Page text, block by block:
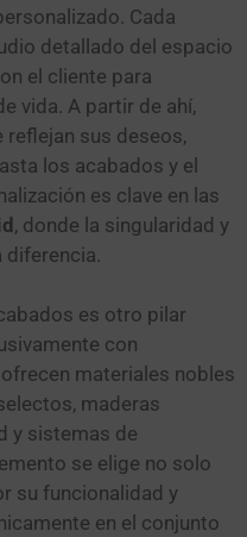
Cada
detallado del espacio
el cliente para
vida. A partir de ahí,
sus deseos,
los acabados y el
es clave en las
, donde la singularidad y
diferencia.
es otro pilar
con
materiales nobles
maderas
y sistemas de
se elige no solo
su funcionalidad y
en el conjunto